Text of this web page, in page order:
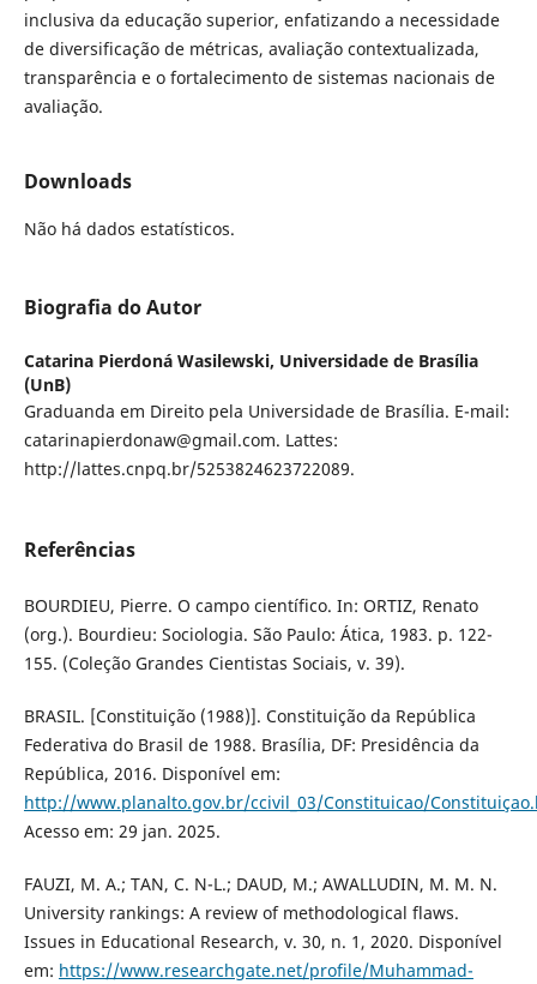
inclusiva da educação superior, enfatizando a necessidade
de diversificação de métricas, avaliação contextualizada,
transparência e o fortalecimento de sistemas nacionais de
avaliação.
Downloads
Não há dados estatísticos.
Biografia do Autor
Catarina Pierdoná Wasilewski, Universidade de Brasília
(UnB)
Graduanda em Direito pela Universidade de Brasília. E-mail:
catarinapierdonaw@gmail.com. Lattes:
http://lattes.cnpq.br/5253824623722089.
Referências
BOURDIEU, Pierre. O campo científico. In: ORTIZ, Renato
(org.). Bourdieu: Sociologia. São Paulo: Ática, 1983. p. 122-
155. (Coleção Grandes Cientistas Sociais, v. 39).
BRASIL. [Constituição (1988)]. Constituição da República
Federativa do Brasil de 1988. Brasília, DF: Presidência da
República, 2016. Disponível em:
http://www.planalto.gov.br/ccivil_03/Constituicao/
Acesso em: 29 jan. 2025.
FAUZI, M. A.; TAN, C. N-L.; DAUD, M.; AWALLUDIN, M. M. N.
University rankings: A review of methodological flaws.
Issues in Educational Research, v. 30, n. 1, 2020. Disponível
em: https://www.researchgate.net/profile/Muhammad-